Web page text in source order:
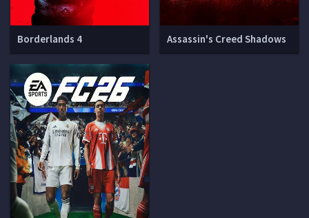
Borderlands 4 Assassin's Creed Shadows